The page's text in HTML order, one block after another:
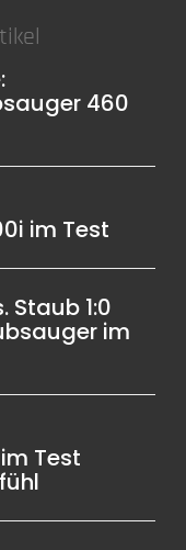
460
im Test
Staub 1:0
im
Test